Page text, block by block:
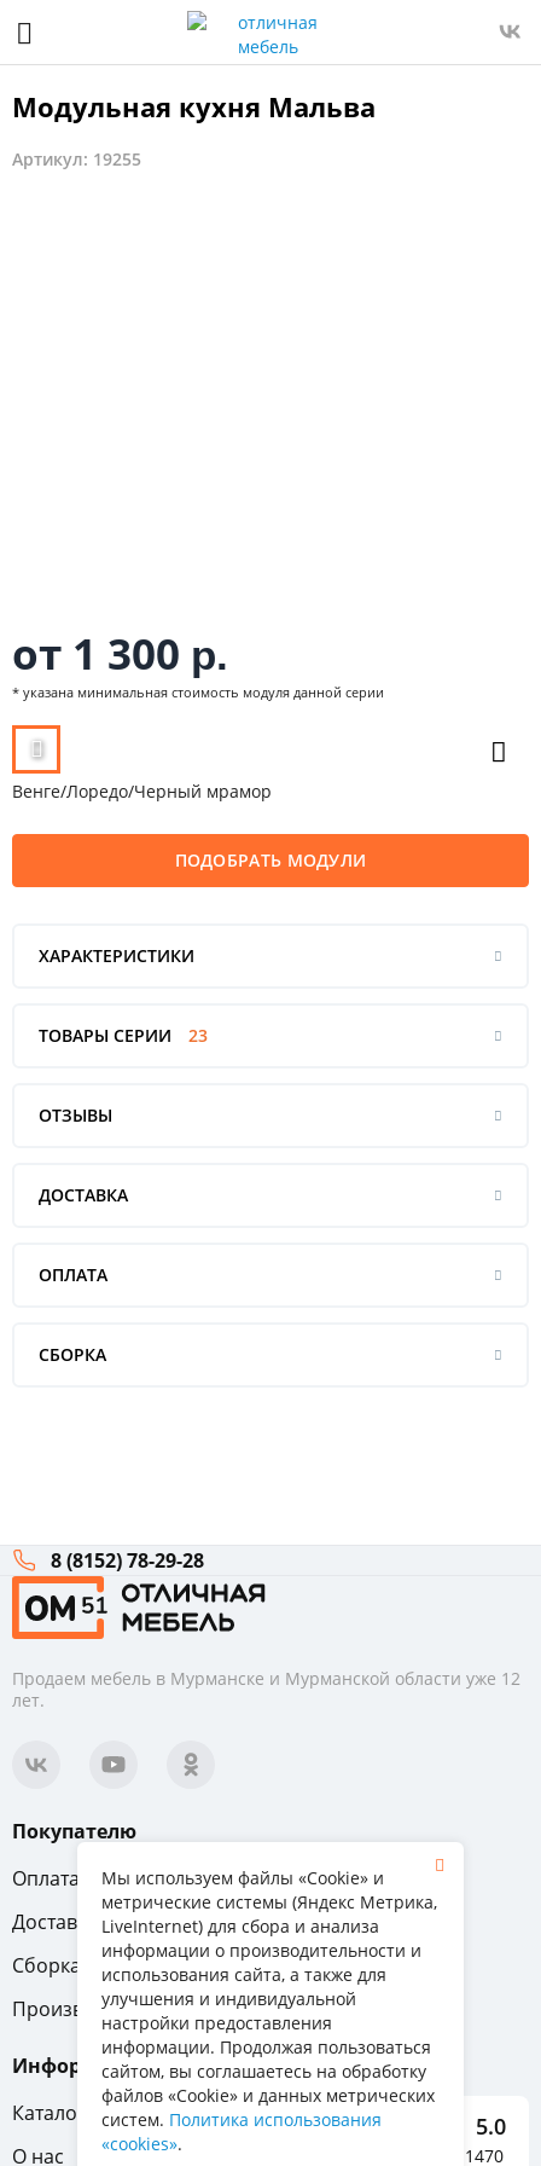
Модульная кухня Мальва
Артикул: 19255
от 1 300 р.
* указана минимальная стоимость модуля данной серии
Венге/Лоредо/Черный мрамор
ПОДОБРАТЬ МОДУЛИ
ХАРАКТЕРИСТИКИ
ТОВАРЫ СЕРИИ 23
ОТЗЫВЫ
ДОСТАВКА
ОПЛАТА
СБОРКА
8 (8152) 78-29-28
Продаем мебель в Мурманске и Мурманской области уже 12
лет.
Покупателю
Оплата
Вопрос-ответ
Доставка
Обмен и возврат
Сборка
Гарантия
Производители
Информация
Каталог мебели
О нас
5.0
Отзывы о нас 1470
Мы используем файлы «Cookie» и
метрические системы (Яндекс Метрика,
LiveInternet) для сбора и анализа
информации о производительности и
использования сайта, а также для
улучшения и индивидуальной
настройки предоставления
информации. Продолжая пользоваться
сайтом, вы соглашаетесь на обработку
файлов «Cookie» и данных метрических
систем. Политика использования
«cookies».